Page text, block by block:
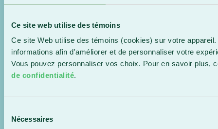
Ce site web utilise des témoins
Ce site Web utilise des témoins (cookies) sur votre
informations afin d'améliorer et de personnaliser votre
Vous pouvez personnaliser vos choix. Pour en savoir plus,
de confidentialité.
Nécessaires
Samedi
12 Sep 2026
CONDORS BASEBALL – MATCH À